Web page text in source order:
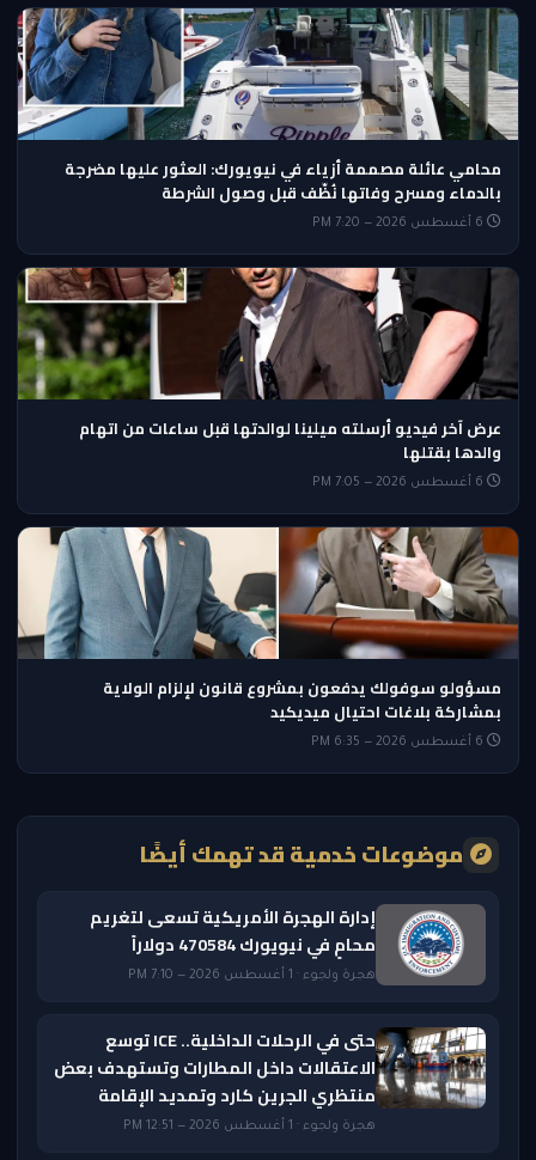
محامي عائلة مصممة أزياء في نيويورك: العثور عليها مضرجة
بالدماء ومسرح وفاتها نُظّف قبل وصول الشرطة
عرض آخر فيديو أرسلته ميلينا لوالدتها قبل ساعات من اتهام
والدها بقتلها
مسؤولو سوفولك يدفعون بمشروع قانون لإلزام الولاية
بمشاركة بلاغات احتيال ميديكيد
موضوعات خدمية قد تهمك أيضًا
إدارة الهجرة الأمريكية تسعى لتغريم
محامٍ في نيويورك 470584 دولاراً
هجرة ولجوء · 1 أغسطس 2026 — 7:10 PM
حتى في الرحلات الداخلية.. ICE توسع
الاعتقالات داخل المطارات وتستهدف بعض
منتظري الجرين كارد وتمديد الإقامة
هجرة ولجوء · 1 أغسطس 2026 — 12:51 PM